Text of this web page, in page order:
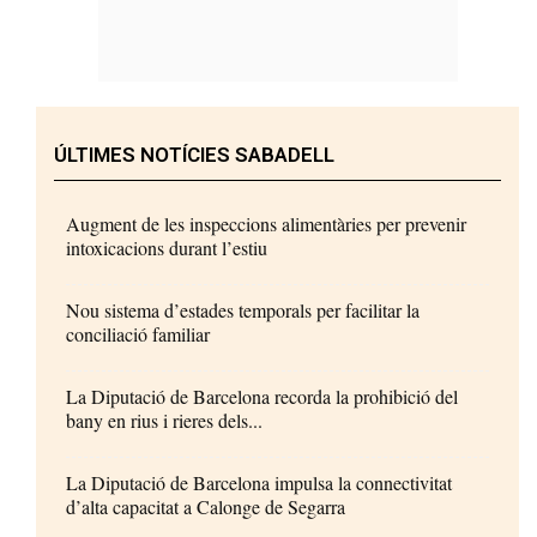
ÚLTIMES NOTÍCIES SABADELL
Augment de les inspeccions alimentàries per prevenir
intoxicacions durant l’estiu
Nou sistema d’estades temporals per facilitar la
conciliació familiar
La Diputació de Barcelona recorda la prohibició del
bany en rius i rieres dels...
La Diputació de Barcelona impulsa la connectivitat
d’alta capacitat a Calonge de Segarra